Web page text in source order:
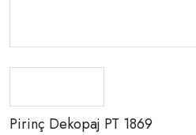
Pirinç Dekopaj PT 1869